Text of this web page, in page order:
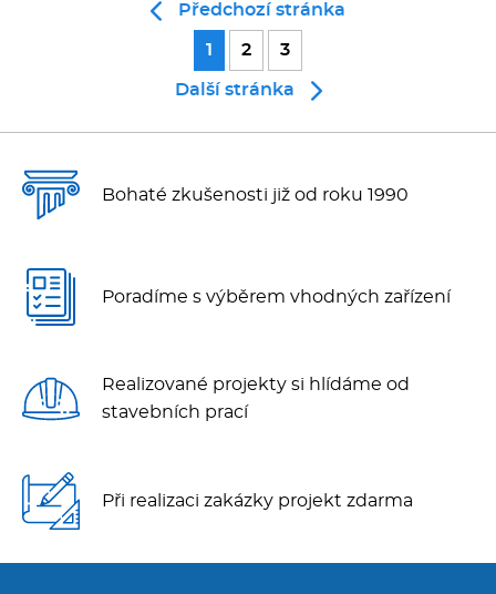
Předchozí stránka
1 2 3
Další stránka
Bohaté zkušenosti již od roku 1990
Poradíme s výběrem vhodných zařízení
Realizované projekty si hlídáme od
stavebních prací
Při realizaci zakázky projekt zdarma